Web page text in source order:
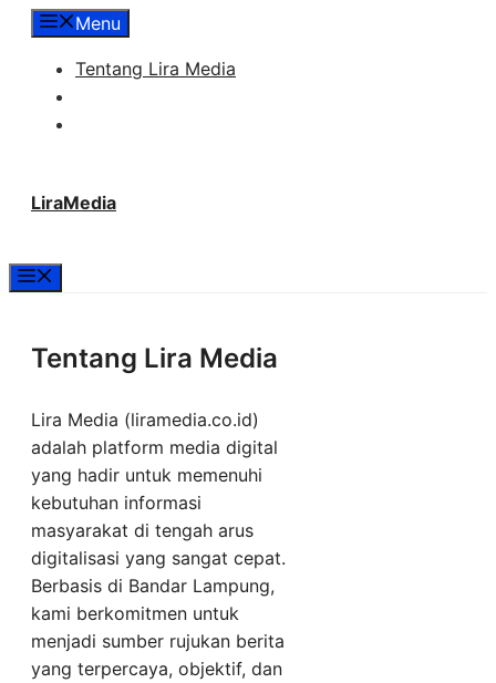
LangsungMenu
Tentang Lira Media
LiraMedia
Tentang Lira Media
Lira Media (liramedia.co.id)
adalah platform media digital
yang hadir untuk memenuhi
kebutuhan informasi
masyarakat di tengah arus
digitalisasi yang sangat cepat.
Berbasis di Bandar Lampung,
kami berkomitmen untuk
menjadi sumber rujukan berita
yang terpercaya, objektif, dan